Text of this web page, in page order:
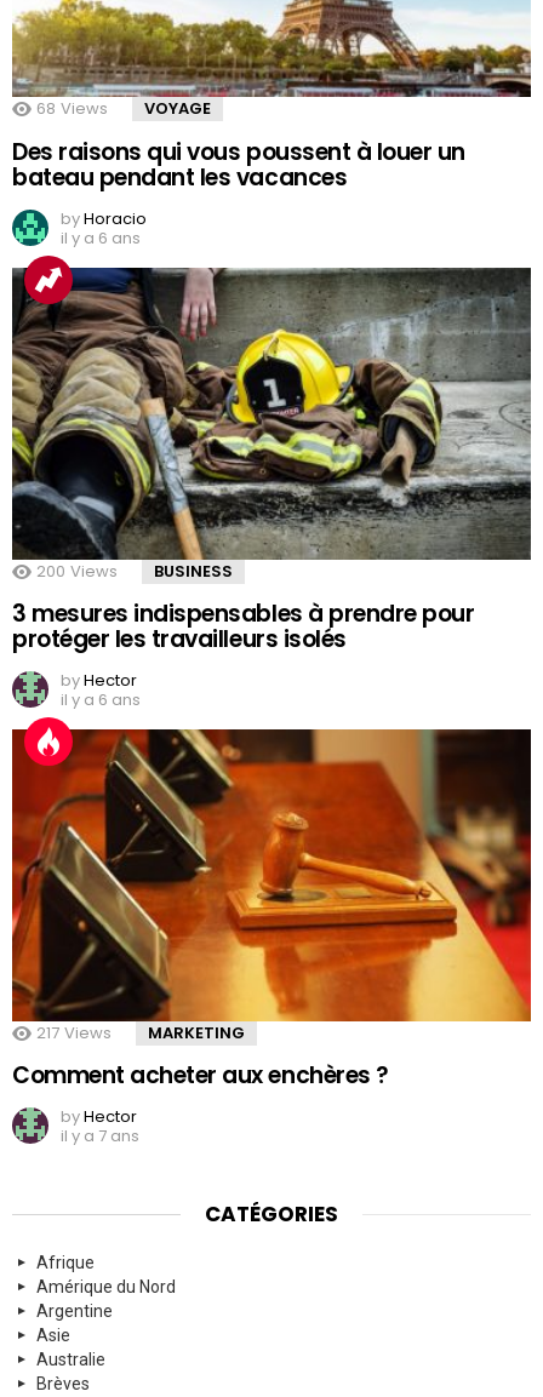
68 Views VOYAGE
Des raisons qui vous poussent à louer un
bateau pendant les vacances
byHoracio
il y a 6 ans
200 Views BUSINESS
3 mesures indispensables à prendre pour
protéger les travailleurs isolés
byHector
il y a 6 ans
217 Views MARKETING
Comment acheter aux enchères ?
byHector
il y a 7 ans
CATÉGORIES
Afrique
Amérique du Nord
Argentine
Asie
Australie
Brèves